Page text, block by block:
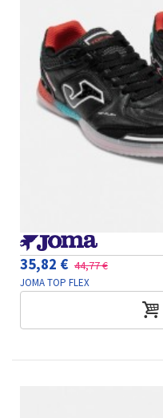
35,82 € 44,77 €
JOMA TOP FLEX